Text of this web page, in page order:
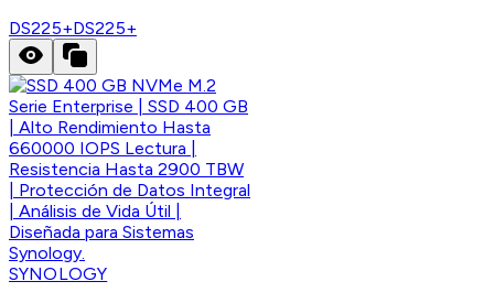
DS225+DS225+
SYNOLOGY